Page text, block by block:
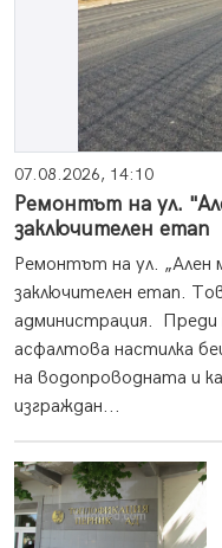
07.08.2026, 14:10
Ремонтът на ул.
заключителен етап
Ремонтът на ул. „Ален
заключителен етап.
администрация. Преди
асфалтова настилка
на водопроводната и
изграждан...